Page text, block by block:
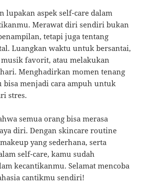
lupakan aspek self-care dalam
Merawat diri sendiri bukan
tetapi juga tentang
Luangkan waktu untuk bersantai,
favorit, atau melakukan
Menghadirkan momen tenang
bisa menjadi cara ampuh untuk
stres.
semua orang bisa merasa
diri. Dengan skincare routine
yang sederhana, serta
self-care, kamu sudah
kecantikanmu. Selamat mencoba
cantikmu sendiri!